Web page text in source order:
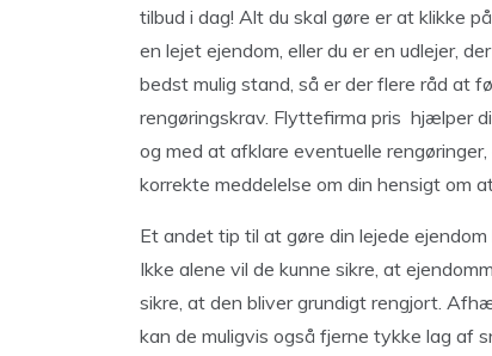
tilbud i dag! Alt du skal gøre er at klikke
en lejet ejendom, eller du er en udlejer,
bedst mulig stand, så er der flere råd at
rengøringskrav. Flyttefirma pris hjælper
og med at afklare eventuelle
korrekte meddelelse om din hensigt om
Et andet tip til at gøre din lejede
Ikke alene vil de kunne sikre, at
sikre, at den bliver grundigt rengjort.
kan de muligvis også fjerne tykke lag af